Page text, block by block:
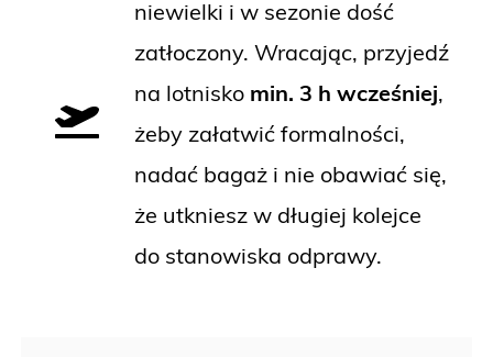
niewielki i w sezonie dość
zatłoczony. Wracając, przyjedź
na lotnisko min. 3 h wcześniej,
żeby załatwić formalności,
nadać bagaż i nie obawiać się,
że utkniesz w długiej kolejce
do stanowiska odprawy.